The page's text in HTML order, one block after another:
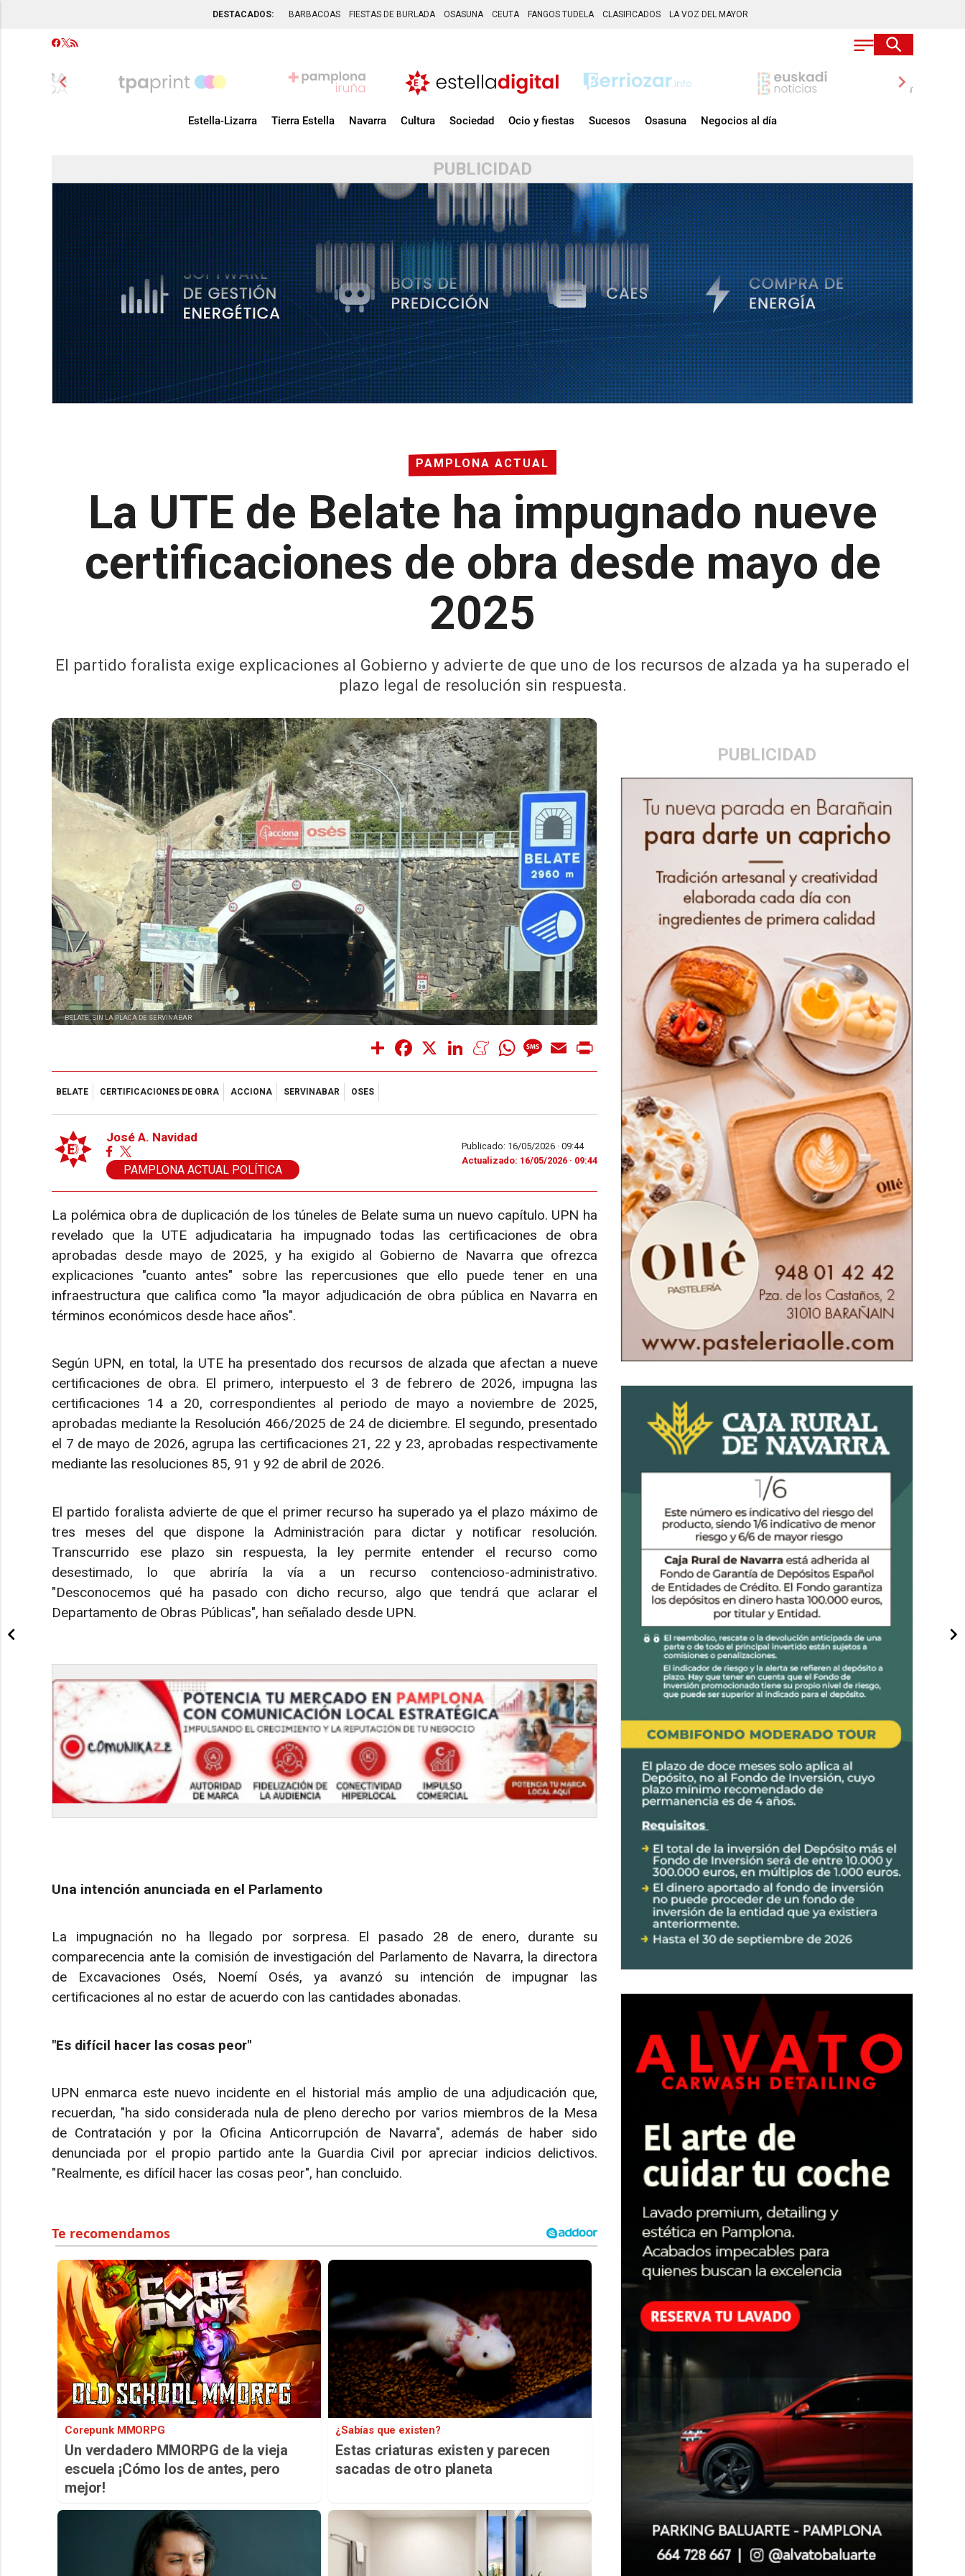
DESTACADOS: BARBACOAS FIESTAS DE BURLADA OSASUNA CEUTA FANGOS TUDELA CLASIFICADOS LA VOZ DEL MAYOR
chevron_left chevron_right
Estella-Lizarra Tierra Estella Navarra Cultura Sociedad Ocio y fiestas Sucesos Osasuna Negocios al día
PUBLICIDAD
PAMPLONA ACTUAL
La UTE de Belate ha impugnado nueve
certificaciones de obra desde mayo de
2025
El partido foralista exige explicaciones al Gobierno y advierte de que uno de los recursos de alzada ya ha superado el
plazo legal de resolución sin respuesta.
PUBLICIDAD
BELATE, SIN LA PLACA DE SERVINABAR
Share Facebook LinkedInMeneameWhatsAppMessage
Email
BELATE CERTIFICACIONES DE OBRA ACCIONA SERVINABAR OSES
José A. Navidad
PAMPLONA ACTUAL POLÍTICA
Publicado: 16/05/2026 · 09:44
Actualizado: 16/05/2026 · 09:44
La polémica obra de duplicación de los túneles de Belate suma un nuevo capítulo. UPN ha
revelado que la UTE adjudicataria ha impugnado todas las certificaciones de obra
aprobadas desde mayo de 2025, y ha exigido al Gobierno de Navarra que ofrezca
explicaciones "cuanto antes" sobre las repercusiones que ello puede tener en una
infraestructura que califica como "la mayor adjudicación de obra pública en Navarra en
términos económicos desde hace años".
Según UPN, en total, la UTE ha presentado dos recursos de alzada que afectan a nueve
certificaciones de obra. El primero, interpuesto el 3 de febrero de 2026, impugna las
certificaciones 14 a 20, correspondientes al periodo de mayo a noviembre de 2025,
aprobadas mediante la Resolución 466/2025 de 24 de diciembre. El segundo, presentado
el 7 de mayo de 2026, agrupa las certificaciones 21, 22 y 23, aprobadas respectivamente
mediante las resoluciones 85, 91 y 92 de abril de 2026.
El partido foralista advierte de que el primer recurso ha superado ya el plazo máximo de
tres meses del que dispone la Administración para dictar y notificar resolución.
Transcurrido ese plazo sin respuesta, la ley permite entender el recurso como
desestimado, lo que abriría la vía a un recurso contencioso-administrativo.
"Desconocemos qué ha pasado con dicho recurso, algo que tendrá que aclarar el
Departamento de Obras Públicas", han señalado desde UPN.
Una intención anunciada en el Parlamento
La impugnación no ha llegado por sorpresa. El pasado 28 de enero, durante su
comparecencia ante la comisión de investigación del Parlamento de Navarra, la directora
de Excavaciones Osés, Noemí Osés, ya avanzó su intención de impugnar las
certificaciones al no estar de acuerdo con las cantidades abonadas.
"Es difícil hacer las cosas peor"
UPN enmarca este nuevo incidente en el historial más amplio de una adjudicación que,
recuerdan, "ha sido considerada nula de pleno derecho por varios miembros de la Mesa
de Contratación y por la Oficina Anticorrupción de Navarra", además de haber sido
denunciada por el propio partido ante la Guardia Civil por apreciar indicios delictivos.
"Realmente, es difícil hacer las cosas peor", han concluido.
Corepunk MMORPG
Un verdadero MMORPG de la vieja
escuela ¡Cómo los de antes, pero
mejor!
¿Sabías que existen?
Estas criaturas existen y parecen
sacadas de otro planeta